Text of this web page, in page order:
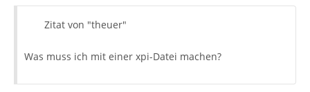
Zitat von "theuer"
Was muss ich mit einer xpi-Datei machen?